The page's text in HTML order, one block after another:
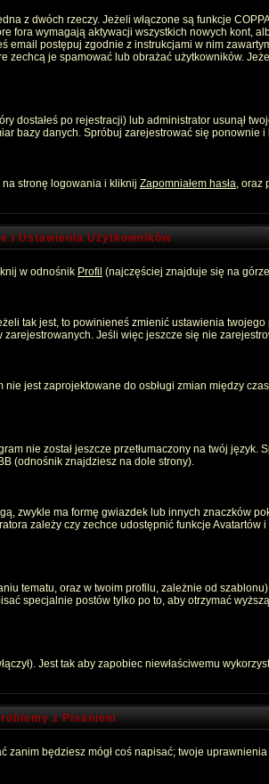
z dwóch rzeczy. Jeżeli włączone są funkcje
wymagają aktywacji wszystkich nowych kont,
postępuj zgodnie z instrukcjami w nim
je spamować lub obrażać użytkowników.
dostałeś po rejestracji) lub administrator usunął
bazy danych. Spróbuj zarejestrować się ponownie
na stronę logowania i kliknij Zapomniałem hasła, oraz
i Ustawienia Użytkowników
w odnośnik Profil (najczęściej znajduje się na
tak jest, to powinieneś zmienić ustawienia
Jeśli więc jeszcze się nie
jest zaprojektowane do osbługi zmian między
nie został jeszcze przetłumaczony na twój
(odnośnik znajdziesz na dole strony).
zwykle ma formę gwiazdek lub innych znaczków
zależy czy zechce udostępnić funkcje
tematu, oraz w twoim profilu, zależnie od
specjalnie postów tylko po to, aby otrzymać
Jest tak aby zapobiec niewłaściwemu
z Pisaniem
będziesz mógł coś napisać; twoje